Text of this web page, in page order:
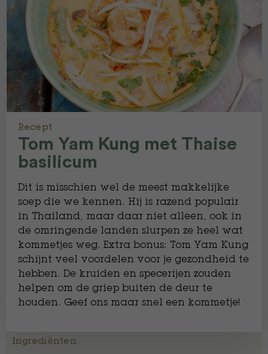
Recept
Tom Yam Kung met Thaise
basilicum
Dit is misschien wel de meest makkelijke
soep die we kennen. Hij is razend populair
in Thailand, maar daar niet alleen, ook in
de omringende landen slurpen ze heel wat
kommetjes weg. Extra bonus: Tom Yam Kung
schijnt veel voordelen voor je gezondheid te
hebben. De kruiden en specerijen zouden
helpen om de griep buiten de deur te
houden. Geef ons maar snel een kommetje!
Ingrediënten